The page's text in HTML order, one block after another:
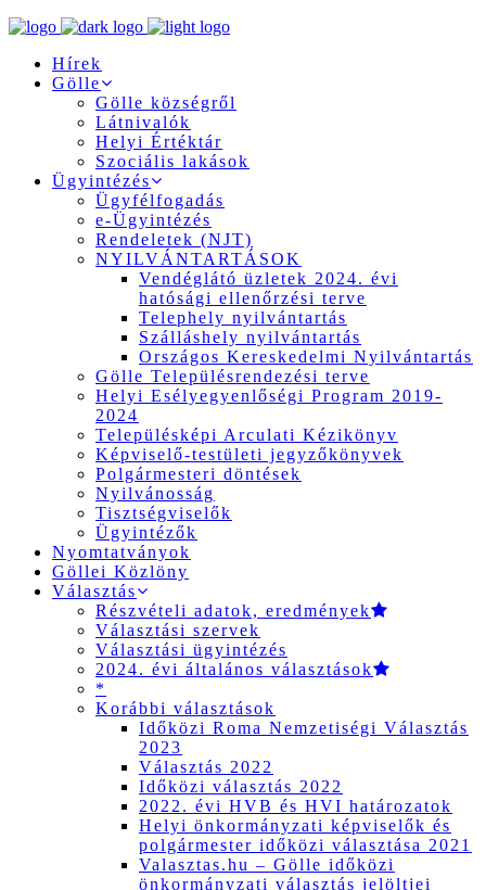
Hírek
Gölle
Gölle községről
Látnivalók
Helyi Értéktár
Szociális lakások
Ügyintézés
Ügyfélfogadás
e-Ügyintézés
Rendeletek (NJT)
NYILVÁNTARTÁSOK
Vendéglátó üzletek 2024. évi
hatósági ellenőrzési terve
Telephely nyilvántartás
Szálláshely nyilvántartás
Országos Kereskedelmi Nyilvántartás
Gölle Településrendezési terve
Helyi Esélyegyenlőségi Program 2019-
2024
Településképi Arculati Kézikönyv
Képviselő-testületi jegyzőkönyvek
Polgármesteri döntések
Nyilvánosság
Tisztségviselők
Ügyintézők
Nyomtatványok
Göllei Közlöny
Választás
Részvételi adatok, eredmények
Választási szervek
Választási ügyintézés
2024. évi általános választások
*
Korábbi választások
Időközi Roma Nemzetiségi Választás
2023
Választás 2022
Időközi választás 2022
2022. évi HVB és HVI határozatok
Helyi önkormányzati képviselők és
polgármester időközi választása 2021
Valasztas.hu – Gölle időközi
önkormányzati választás jelöltjei